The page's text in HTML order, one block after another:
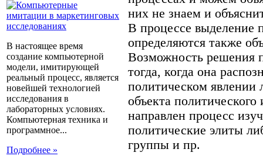
В настоящее время
создание компьютерной
модели, имитирующей
реальный процесс, является
новейшей технологией
исследования в
лабораторных условиях.
Компьютерная техника и
программное...
Подробнее »
них не знаем и
В процессе выделение
определяются также
Возможность решения
тогда, когда она
политическом явлении
объекта политического
направлен процесс
политические элиты
группы и пр.